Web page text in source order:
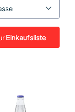
Einkaufsliste